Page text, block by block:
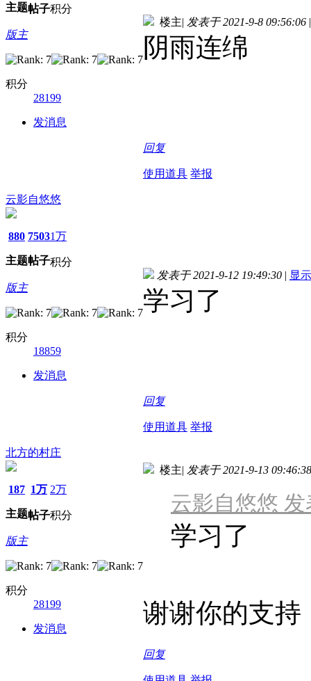
主题帖子积分
版主
积分
28199
发消息
楼主| 发表于 2021-9-8 09:56:06 |
阴雨连绵
回复
使用道具 举报
云影自悠悠
880
主题
7503
帖子
1万
积分
版主
积分
18859
发消息
发表于 2021-9-12 19:49:30 | 显
学习了
回复
使用道具 举报
北方的村庄
187
主题
1万
帖子
2万
积分
版主
积分
28199
发消息
楼主| 发表于 2021-9-13 09:46:38
云影自悠悠 发
学习了
谢谢你的支持
回复